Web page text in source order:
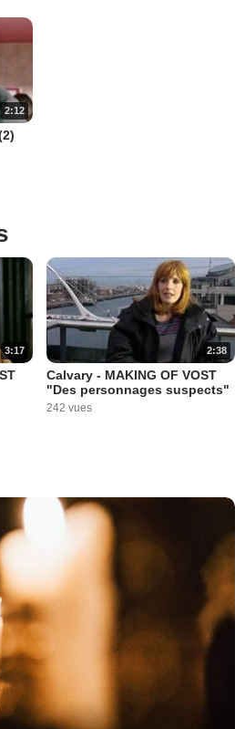
2:12
3:17 2:38
Calvary - MAKING OF VOST
"Des personnages suspects"
242 vues